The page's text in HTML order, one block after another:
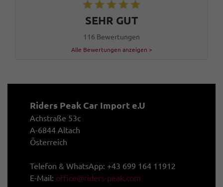
SEHR GUT
116 Bewertungen
Alle Bewertungen anzeigen >
Riders Peak Car Import e.U
Achstraße 53c
A-6844 Altach
Österreich
Telefon & WhatsApp: +43 699 164 11912
E-Mail: office@riders-peak.com